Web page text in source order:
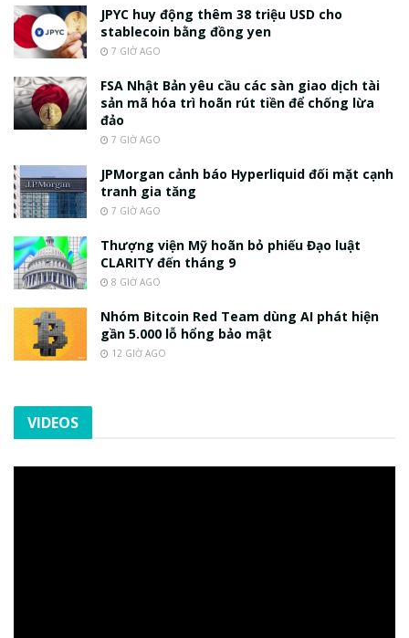
JPYC huy động thêm 38 triệu USD cho
stablecoin bằng đồng yen
7 GIỜ AGO
FSA Nhật Bản yêu cầu các sàn giao dịch tài
sản mã hóa trì hoãn rút tiền để chống lừa
đảo
7 GIỜ AGO
JPMorgan cảnh báo Hyperliquid đối mặt cạnh
tranh gia tăng
7 GIỜ AGO
Thượng viện Mỹ hoãn bỏ phiếu Đạo luật
CLARITY đến tháng 9
8 GIỜ AGO
Nhóm Bitcoin Red Team dùng AI phát hiện
gần 5.000 lỗ hổng bảo mật
12 GIỜ AGO
VIDEOS